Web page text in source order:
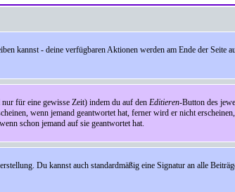
kannst - deine verfügbaren Aktionen werden am Ende der Seite
für eine gewisse Zeit) indem du auf den Editieren-Button des
wenn jemand geantwortet hat, ferner wird er nicht
schon jemand auf sie geantwortet hat.
Du kannst auch standardmäßig eine Signatur an alle